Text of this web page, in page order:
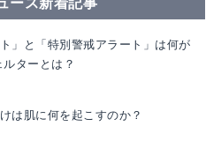
ース新着記事
」と「特別警戒アラート」は何が
ターとは？
は肌に何を起こすのか？